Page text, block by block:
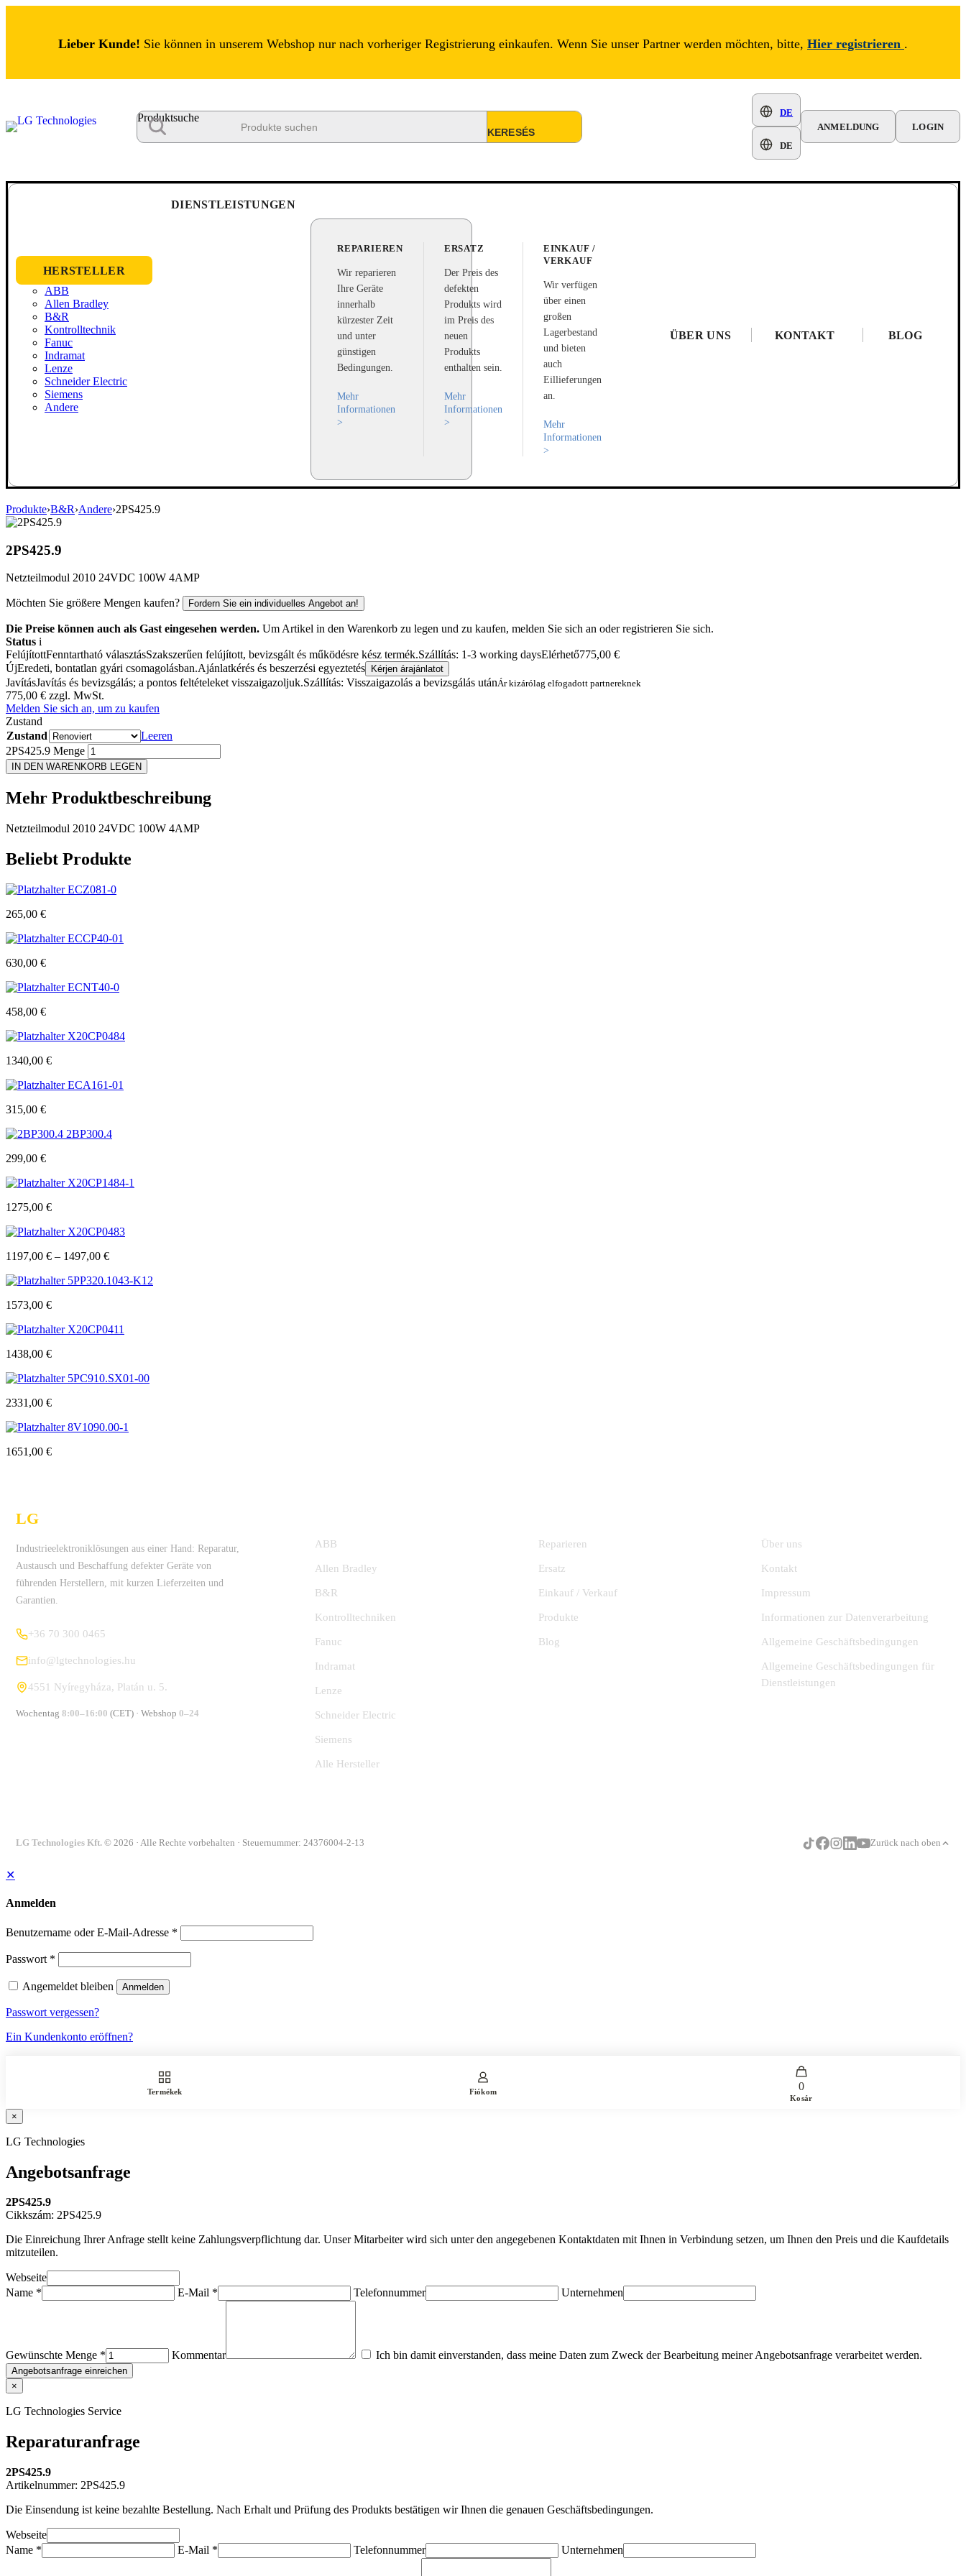
Lieber Kunde! Sie können in unserem Webshop nur nach vorheriger Registrierung einkaufen. Wenn Sie unser Partner werden möchten, bitte, Hier registrieren .
ANMELDUNG LOGIN
DE
DE
Produktsuche
HERSTELLER
ABB
Allen Bradley
B&R
Kontrolltechnik
Fanuc
Indramat
Lenze
Schneider Electric
Siemens
Andere
DIENSTLEISTUNGEN
REPARIEREN
Wir reparieren
Ihre Geräte
innerhalb
kürzester Zeit
und unter
günstigen
Bedingungen.
Mehr
Informationen
>
ERSATZ
Der Preis des
defekten
Produkts wird
im Preis des
neuen
Produkts
enthalten sein.
Mehr
Informationen
>
EINKAUF /
VERKAUF
Wir verfügen
über einen
großen
Lagerbestand
und bieten
auch
Eillieferungen
an.
Mehr
Informationen
>
ÜBER UNS KONTAKT BLOG
Produkte›B&R›Andere›2PS425.9
2PS425.9
Netzteilmodul 2010 24VDC 100W 4AMP
Möchten Sie größere Mengen kaufen? Fordern Sie ein individuelles Angebot an!
Die Preise können auch als Gast eingesehen werden. Um Artikel in den Warenkorb zu legen und zu kaufen, melden Sie sich an oder registrieren Sie sich.
Status i
FelújítottFenntartható választásSzakszerűen felújított, bevizsgált és működésre kész termék.Szállítás: 1-3 working daysElérhető775,00 €
ÚjEredeti, bontatlan gyári csomagolásban.Ajánlatkérés és beszerzési egyeztetés Kérjen árajánlatot
JavításJavítás és bevizsgálás; a pontos feltételeket visszaigazoljuk.Szállítás: Visszaigazolás a bevizsgálás utánÁr kizárólag elfogadott partnereknek
775,00 € zzgl. MwSt.
Melden Sie sich an, um zu kaufen
Zustand
Zustand
Leeren
2PS425.9 Menge
IN DEN WARENKORB LEGEN
Mehr Produktbeschreibung
Netzteilmodul 2010 24VDC 100W 4AMP
Beliebt Produkte
ECZ081-0
265,00 €
ECCP40-01
630,00 €
ECNT40-0
458,00 €
X20CP0484
1340,00 €
ECA161-01
315,00 €
2BP300.4
299,00 €
X20CP1484-1
1275,00 €
X20CP0483
1197,00 € – 1497,00 €
5PP320.1043-K12
1573,00 €
X20CP0411
1438,00 €
5PC910.SX01-00
2331,00 €
8V1090.00-1
1651,00 €
LGTechnologies Ltd.
Industrieelektroniklösungen aus einer Hand: Reparatur,
Austausch und Beschaffung defekter Geräte von
führenden Herstellern, mit kurzen Lieferzeiten und
Garantien.
+36 70 300 0465
info@lgtechnologies.hu
4551 Nyíregyháza, Platán u. 5.
Wochentag 8:00–16:00 (CET) · Webshop 0–24
ABB
Allen Bradley
B&R
Kontrolltechniken
Fanuc
Indramat
Lenze
Schneider Electric
Siemens
Alle Hersteller
Reparieren
Ersatz
Einkauf / Verkauf
Produkte
Blog
Über uns
Kontakt
Impressum
Informationen zur Datenverarbeitung
Allgemeine Geschäftsbedingungen
Allgemeine Geschäftsbedingungen für
Dienstleistungen
LG Technologies Kft. © 2026 · Alle Rechte vorbehalten · Steuernummer: 24376004-2-13 Zurück nach oben
✕
Anmelden
Benutzername oder E-Mail-Adresse *
Passwort *
Angemeldet bleiben Anmelden
Passwort vergessen?
Ein Kundenkonto eröffnen?
Termékek Fiókom 0
Kosár
×
LG Technologies
Angebotsanfrage
2PS425.9
Cikkszám: 2PS425.9
Die Einreichung Ihrer Anfrage stellt keine Zahlungsverpflichtung dar. Unser Mitarbeiter wird sich unter den angegebenen Kontaktdaten mit Ihnen in Verbindung setzen, um Ihnen den Preis und die Kaufdetails
mitzuteilen.
Webseite
Name *
E-Mail * Telefonnummer Unternehmen
Gewünschte Menge * Kommentar Ich bin damit einverstanden, dass meine Daten zum Zweck der Bearbeitung meiner Angebotsanfrage verarbeitet werden.
Angebotsanfrage einreichen
×
LG Technologies Service
Reparaturanfrage
2PS425.9
Artikelnummer: 2PS425.9
Die Einsendung ist keine bezahlte Bestellung. Nach Erhalt und Prüfung des Produkts bestätigen wir Ihnen die genauen Geschäftsbedingungen.
Webseite
Name *
E-Mail * Telefonnummer Unternehmen